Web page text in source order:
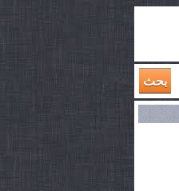
بحث